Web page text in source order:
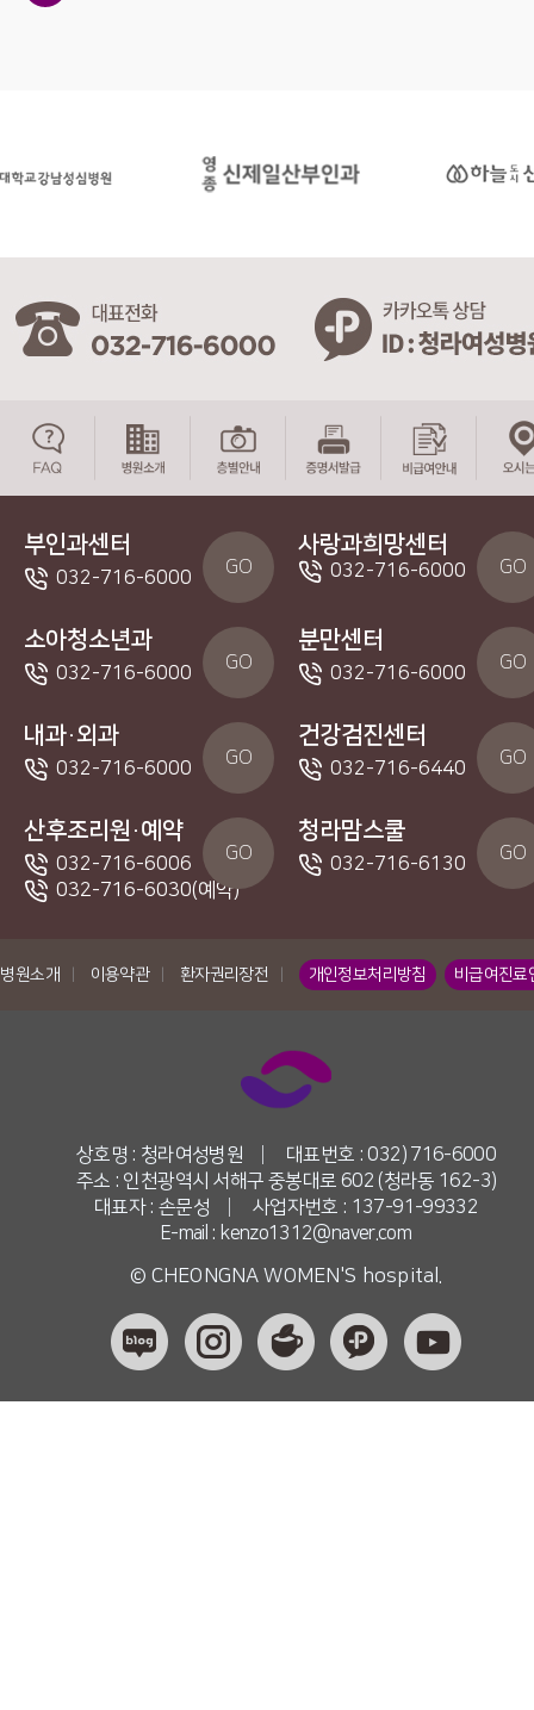
부인과센터
032-716-6000 GO
사랑과희망센터
032-716-6000 GO
소아청소년과
032-716-6000 GO
분만센터
032-716-6000 GO
내과·외과
032-716-6000 GO
건강검진센터
032-716-6440 GO
산후조리원·예약
032-716-6006
032-716-6030(예약)
GO
청라맘스쿨
032-716-6130 GO
병원소개 이용약관 환자권리장전 개인정보처리방침 비급여진료
상호명 : 청라여성병원
대표번호 : 032) 716-6000
주소 : 인천광역시 서해구 중봉대로 602 (청라동 162-3)
대표자 : 손문성
사업자번호 : 137-91-99332
E-mail : kenzo1312@naver.com
© CHEONGNA WOMEN'S hospital.